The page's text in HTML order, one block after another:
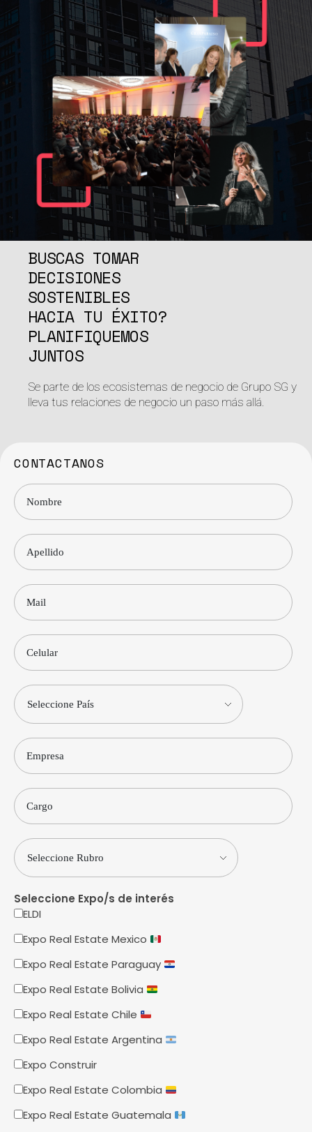
BUSCAS TOMAR
DECISIONES
SOSTENIBLES
HACIA TU ÉXITO?
PLANIFIQUEMOS
JUNTOS
Se parte de los ecosistemas de negocio de Grupo SG y
lleva tus relaciones de negocio un paso más allá.
CONTACTANOS
Seleccione Expo/s de interés
ELDI
Expo Real Estate Mexico
Expo Real Estate Paraguay
Expo Real Estate Bolivia
Expo Real Estate Chile
Expo Real Estate Argentina
Expo Construir
Expo Real Estate Colombia
Expo Real Estate Guatemala